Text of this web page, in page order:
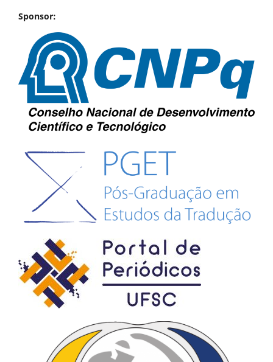
Sponsor: